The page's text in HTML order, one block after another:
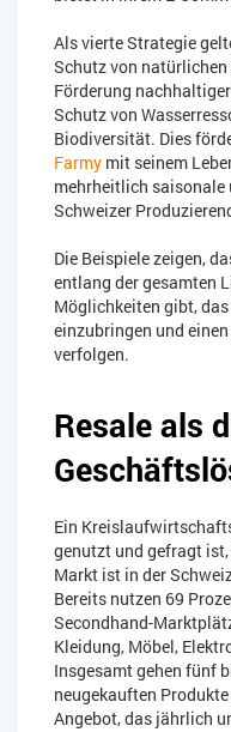
Als vierte Strategie
Schutz von
Förderung
Schutz von
Biodiversität. Dies
Farmy mit seinem
mehrheitlich saisonale
Schweizer
Die Beispiele zeigen,
entlang der gesamten
Möglichkeiten gibt,
einzubringen und
verfolgen.
Resale als
Ein
genutzt und gefragt
Markt ist in der
Bereits nutzen 69
Secondhand-
Kleidung, Möbel,
Insgesamt gehen fünf
neugekauften
Angebot, das jährlich